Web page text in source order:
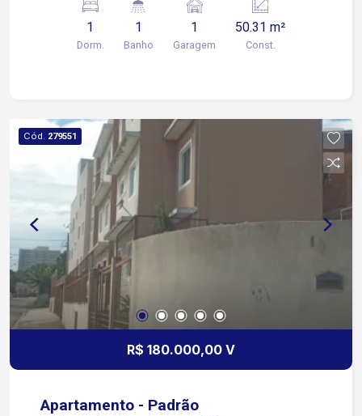
1
Dorm.
1
Banho
1
Garagem
50.31 m²
Const.
Cód. 279551
R$ 180.000,00 V
Apartamento - Padrão